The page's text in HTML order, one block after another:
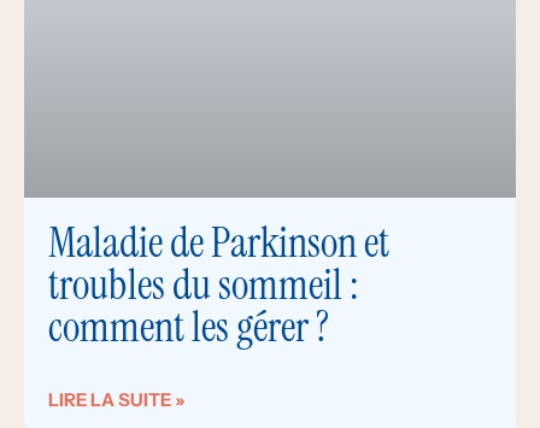
Maladie de Parkinson et
troubles du sommeil :
comment les gérer ?
LIRE LA SUITE »